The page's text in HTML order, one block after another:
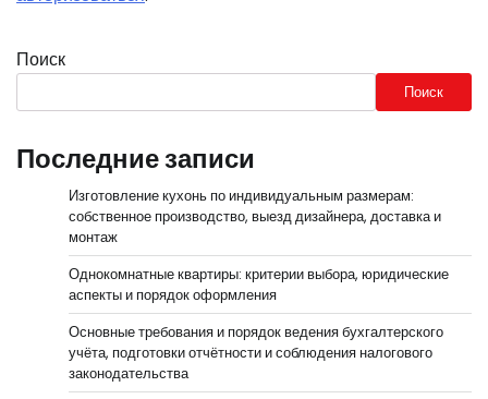
Поиск
Поиск
Последние записи
Изготовление кухонь по индивидуальным размерам:
собственное производство, выезд дизайнера, доставка и
монтаж
Однокомнатные квартиры: критерии выбора, юридические
аспекты и порядок оформления
Основные требования и порядок ведения бухгалтерского
учёта, подготовки отчётности и соблюдения налогового
законодательства